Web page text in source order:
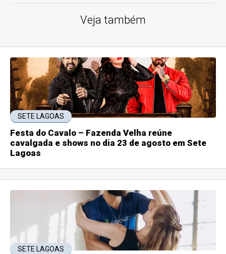
Veja também
SETE LAGOAS
Festa do Cavalo – Fazenda Velha reúne
cavalgada e shows no dia 23 de agosto em Sete
Lagoas
SETE LAGOAS